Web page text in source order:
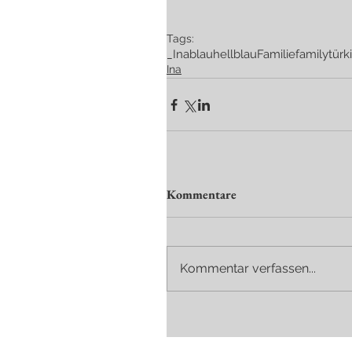
Tags:
_InablauhellblauFamiliefamily
Ina
Kommentare
Kommentar verfassen...